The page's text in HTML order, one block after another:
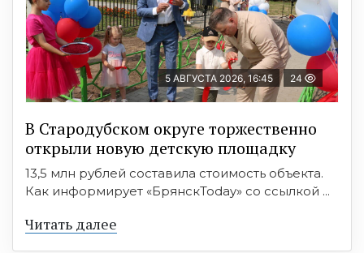
5 АВГУСТА 2026, 16:45 24
В Стародубском округе торжественно
открыли новую детскую площадку
13,5 млн рублей составила стоимость объекта.
Как информирует «БрянскToday» со ссылкой ...
Читать далее